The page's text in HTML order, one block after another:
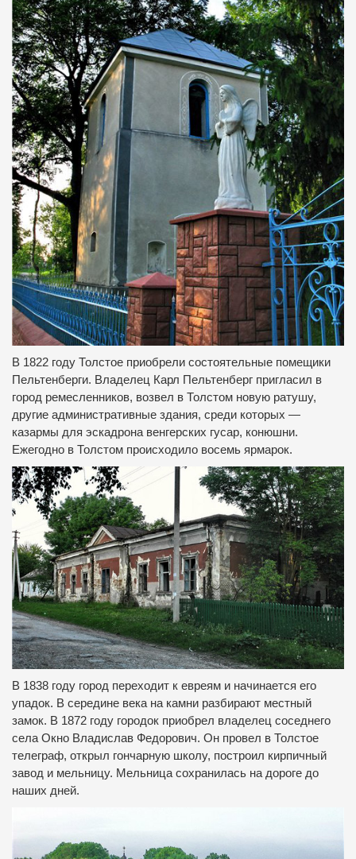
В 1822 году Толстое приобрели состоятельные помещики
Пельтенберги. Владелец Карл Пельтенберг пригласил в
город ремесленников, возвел в Толстом новую ратушу,
другие административные здания, среди которых —
казармы для эскадрона венгерских гусар, конюшни.
Ежегодно в Толстом происходило восемь ярмарок.
В 1838 году город переходит к евреям и начинается его
упадок. В середине века на камни разбирают местный
замок. В 1872 году городок приобрел владелец соседнего
села Окно Владислав Федорович. Он провел в Толстое
телеграф, открыл гончарную школу, построил кирпичный
завод и мельницу. Мельница сохранилась на дороге до
наших дней.